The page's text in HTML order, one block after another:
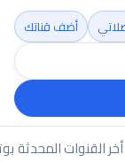
أضف قناتك
أخر القنوات المحدثة